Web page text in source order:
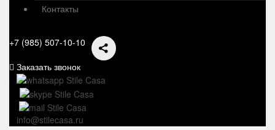
Контакты
+7 (985) 507-10-10
Заказать звонок
info@stilecasa.ru